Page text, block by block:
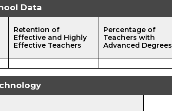
Data
Retention of
Effective and Highly
Effective Teachers
Percentage of
Teachers with
Advanced Degrees